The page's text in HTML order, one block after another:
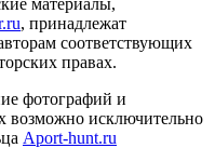
, принадлежат
соответствующих
правах.
фотографий и
возможно исключительно
Aport-hunt.ru